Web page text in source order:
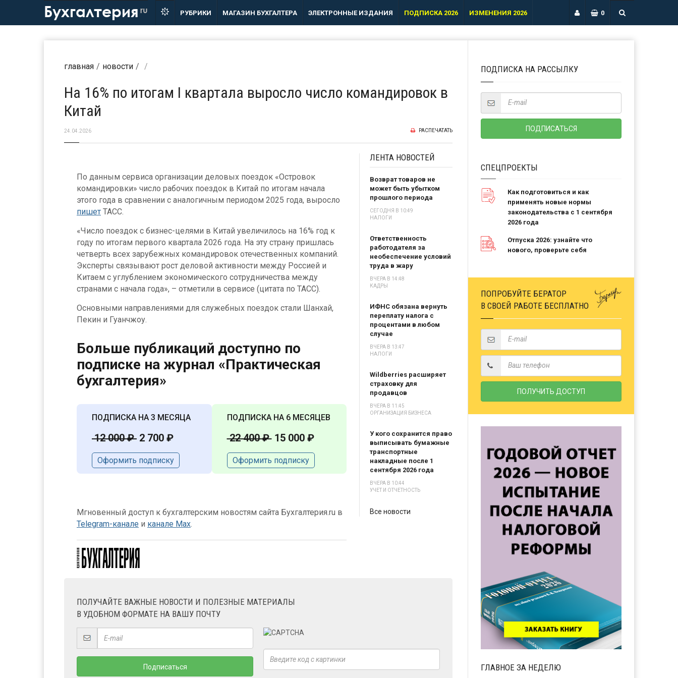
Бухгалтерия ru РУБРИКИ МАГАЗИН БУХГАЛТЕРА ЭЛЕКТРОННЫЕ ИЗДАНИЯ ПОДПИСКА 2026 ИЗМЕНЕНИЯ 2026 0
главная новости
На 16% по итогам I квартала выросло число командировок в
Китай
24.04.2026 РАСПЕЧАТАТЬ
По данным сервиса организации деловых поездок «Островок
командировки» число рабочих поездок в Китай по итогам начала
этого года в сравнении с аналогичным периодом 2025 года, выросло
пишет ТАСС.
«Число поездок с бизнес-целями в Китай увеличилось на 16% год к
году по итогам первого квартала 2026 года. На эту страну пришлась
четверть всех зарубежных командировок отечественных компаний.
Эксперты связывают рост деловой активности между Россией и
Китаем с углублением экономического сотрудничества между
странами с начала года», – отметили в сервисе (цитата по ТАСС).
Основными направлениями для служебных поездок стали Шанхай,
Пекин и Гуанчжоу.
Больше публикаций доступно по
подписке на журнал «Практическая
бухгалтерия»
ПОДПИСКА НА 3 МЕСЯЦА
12 000 ₽ 2 700 ₽
Оформить подписку
ПОДПИСКА НА 6 МЕСЯЦЕВ
22 400 ₽15 000 ₽
Оформить подписку
Мгновенный доступ к бухгалтерским новостям сайта Бухгалтерия.ru в
Telegram-канале и канале Max.
ЛЕНТА НОВОСТЕЙ
Возврат товаров не
может быть убытком
прошлого периода
СЕГОДНЯ В 10:49
НАЛОГИ
Ответственность
работодателя за
необеспечение условий
труда в жару
ВЧЕРА В 14:48
КАДРЫ
ИФНС обязана вернуть
переплату налога с
процентами в любом
случае
ВЧЕРА В 13:47
НАЛОГИ
Wildberries расширяет
страховку для
продавцов
ВЧЕРА В 11:45
ОРГАНИЗАЦИЯ БИЗНЕСА
У кого сохранится право
выписывать бумажные
транспортные
накладные после 1
сентября 2026 года
ВЧЕРА В 10:44
УЧЕТ И ОТЧЕТНОСТЬ
Все новости
ПОЛУЧАЙТЕ ВАЖНЫЕ НОВОСТИ И ПОЛЕЗНЫЕ МАТЕРИАЛЫ
В УДОБНОМ ФОРМАТЕ НА ВАШУ ПОЧТУ
ПОДПИСКА НА РАССЫЛКУ
СПЕЦПРОЕКТЫ
Как подготовиться и как
применять новые нормы
законодательства с 1 сентября
2026 года
Отпуска 2026: узнайте что
нового, проверьте себя
ПОПРОБУЙТЕ БЕРАТОР
В СВОЕЙ РАБОТЕ БЕСПЛАТНО
ГЛАВНОЕ ЗА НЕДЕЛЮ